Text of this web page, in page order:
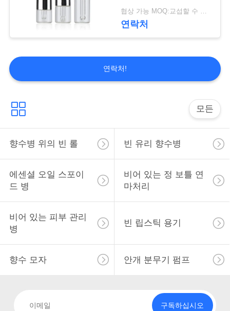
밀리람베르트 5 밀리람
베르트 정유 견본 공판
협상 가능 MOQ:교섭할 수 있습니다
연락처
연락처!
모든
향수병 위의 빈 롤 빈 유리 향수병
에센셜 오일 스포이
드 병
비어 있는 정 보틀 연
마처리
비어 있는 피부 관리
병
빈 립스틱 용기
향수 모자 안개 분무기 펌프
구독하십시오